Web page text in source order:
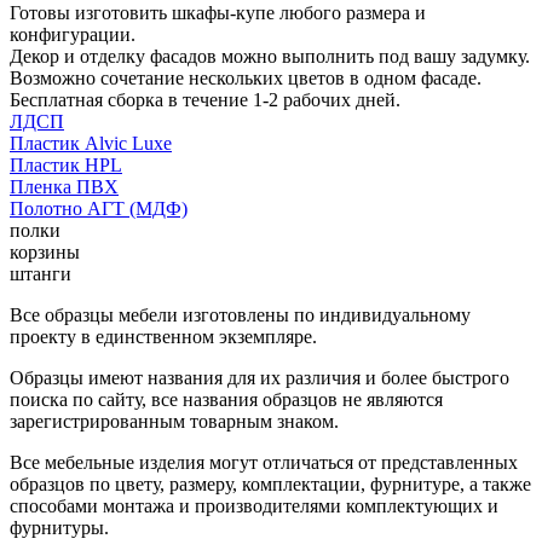
Готовы изготовить шкафы-купе любого размера и
конфигурации.
Декор и отделку фасадов можно выполнить под вашу задумку.
Возможно сочетание нескольких цветов в одном фасаде.
Бесплатная сборка в течение 1-2 рабочих дней.
ЛДСП
Пластик Alvic Luxe
Пластик HPL
Пленка ПВХ
Полотно АГТ (МДФ)
полки
корзины
штанги
Все образцы мебели изготовлены по индивидуальному
проекту в единственном экземпляре.
Образцы имеют названия для их различия и более быстрого
поиска по сайту, все названия образцов не являются
зарегистрированным товарным знаком.
Все мебельные изделия могут отличаться от представленных
образцов по цвету, размеру, комплектации, фурнитуре, а также
способами монтажа и производителями комплектующих и
фурнитуры.